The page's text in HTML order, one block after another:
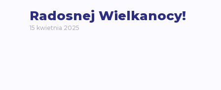
Radosnej Wielkanocy!
15 kwietnia 2025